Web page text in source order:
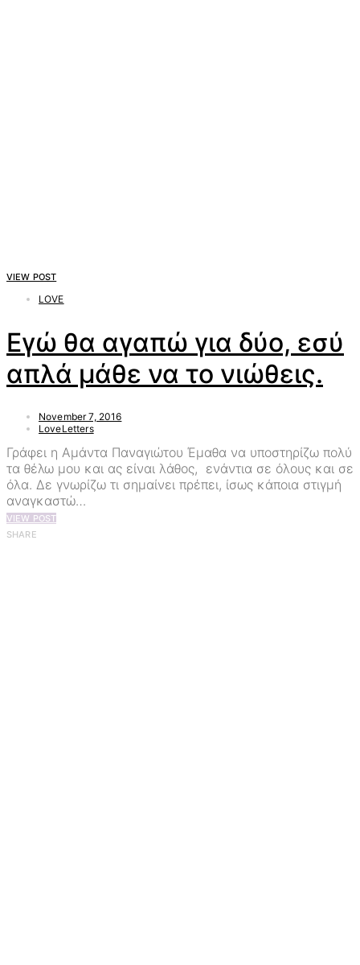
VIEW POST
LOVE
Εγώ θα αγαπώ για δύο, εσύ
απλά μάθε να το νιώθεις.
November 7, 2016
LoveLetters
Γράφει η Αμάντα Παναγιώτου Έμαθα να υποστηρίζω πολύ
τα θέλω μου και ας είναι λάθος, ενάντια σε όλους και σε
όλα. Δε γνωρίζω τι σημαίνει πρέπει, ίσως κάποια στιγμή
αναγκαστώ…
VIEW POST
SHARE